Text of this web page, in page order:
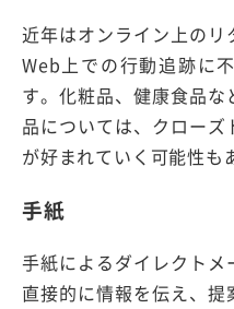
近年はオンライン上のリ
Web上での行動追跡に
す。化粧品、健康食品
品については、クロー
が好まれていく可能性も
手紙
手紙によるダイレクト
直接的に情報を伝え、